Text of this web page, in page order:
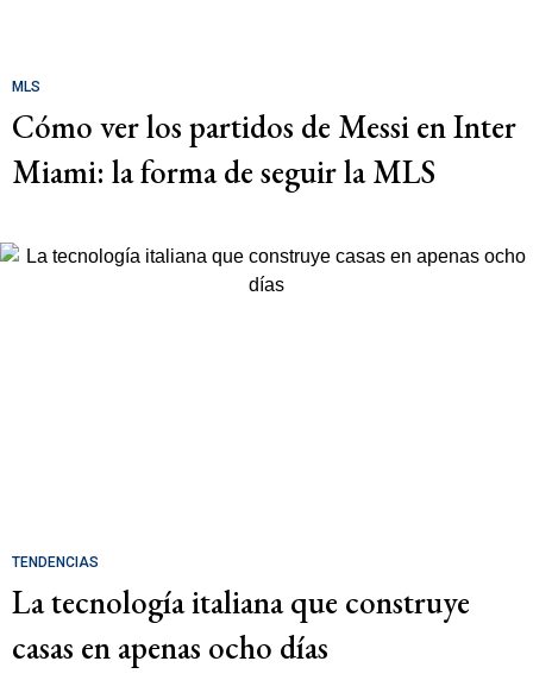
MLS
Cómo ver los partidos de Messi en Inter
Miami: la forma de seguir la MLS
TENDENCIAS
La tecnología italiana que construye
casas en apenas ocho días